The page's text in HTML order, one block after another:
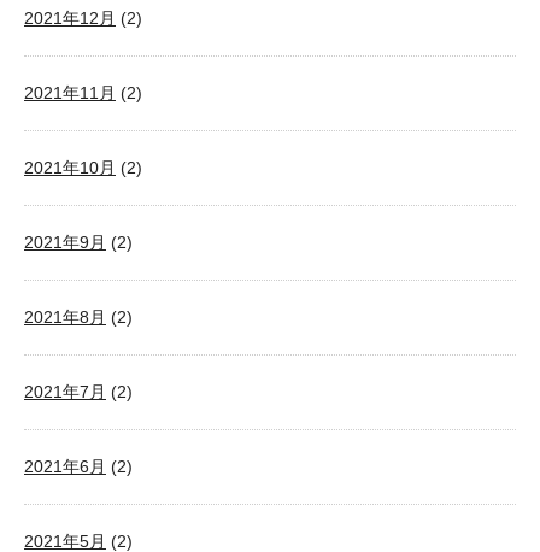
2021年12月 (2)
2021年11月 (2)
2021年10月 (2)
2021年9月 (2)
2021年8月 (2)
2021年7月 (2)
2021年6月 (2)
2021年5月 (2)